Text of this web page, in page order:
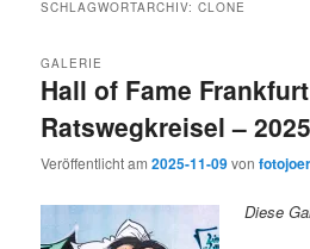
SCHLAGWORTARCHIV:CLONE
Hall of Fame
Ratswegkreisel –
GALERIE
Veröffentlicht am2025-11-09von
Diese